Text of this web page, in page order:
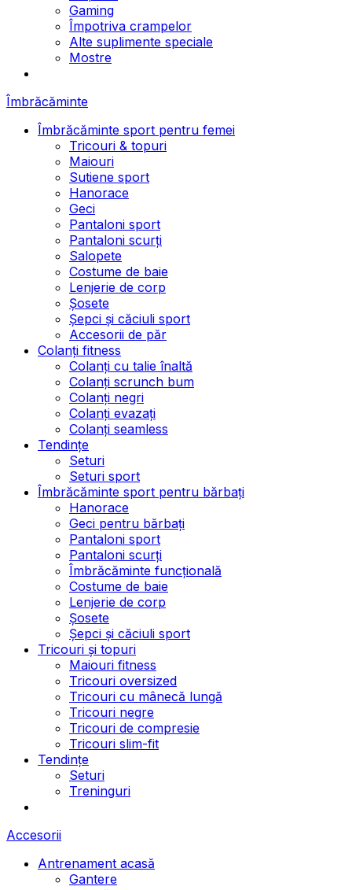
Gaming
Împotriva crampelor
Alte suplimente speciale
Mostre
Îmbrăcăminte
Îmbrăcăminte sport pentru femei
Tricouri & topuri
Maiouri
Sutiene sport
Hanorace
Geci
Pantaloni sport
Pantaloni scurți
Salopete
Costume de baie
Lenjerie de corp
Șosete
Șepci și căciuli sport
Accesorii de păr
Colanți fitness
Colanți cu talie înaltă
Colanți scrunch bum
Colanți negri
Colanți evazați
Colanți seamless
Tendințe
Seturi
Seturi sport
Îmbrăcăminte sport pentru bărbați
Hanorace
Geci pentru bărbați
Pantaloni sport
Pantaloni scurți
Îmbrăcăminte funcțională
Costume de baie
Lenjerie de corp
Șosete
Șepci și căciuli sport
Tricouri și topuri
Maiouri fitness
Tricouri oversized
Tricouri cu mânecă lungă
Tricouri negre
Tricouri de compresie
Tricouri slim-fit
Tendințe
Seturi
Treninguri
Accesorii
Antrenament acasă
Gantere